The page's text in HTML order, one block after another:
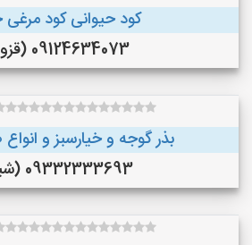
کود حیوانی کود
09124634073 (قزوین)
بذر گوجه و خیارسبز و
09332333693 (شیراز )